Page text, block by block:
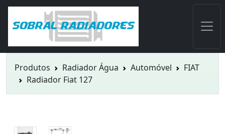
Produtos Radiador Água Automóvel
FIAT
Radiador Fiat 127